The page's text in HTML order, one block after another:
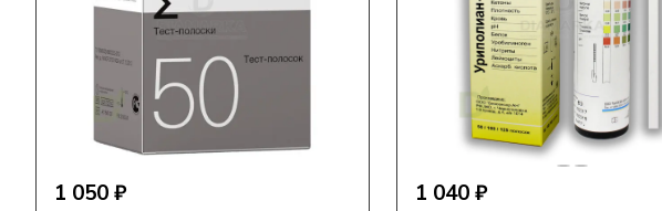
1 050 ₽ 1 040 ₽